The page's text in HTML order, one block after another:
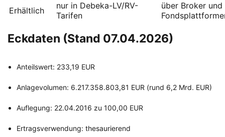
Erhältlich
nur in Debeka-LV/RV-
Tarifen
über Broker und
Eckdaten (Stand 07.04.2026)
Anteilswert: 233,19 EUR
Anlagevolumen: 6.217.358.803,81 EUR (rund 6,2 Mrd. EUR)
Auflegung: 22.04.2016 zu 100,00 EUR
Ertragsverwendung: thesaurierend